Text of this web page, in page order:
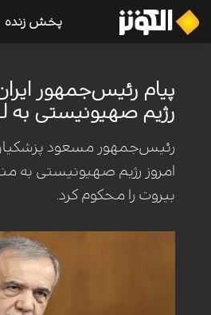
پخش زنده
پیام رئیس‌جمهور
رژیم صهیونیستی به
رئیس‌جمهور مسعود
امروز رژیم صهیونیستی به
بیروت را محکوم کرد.